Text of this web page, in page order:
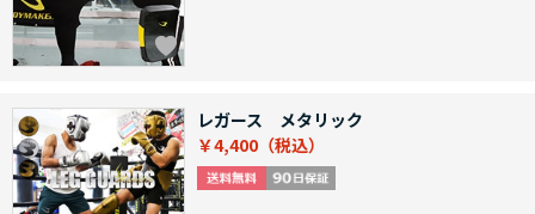
レガース メタリック
￥4,400